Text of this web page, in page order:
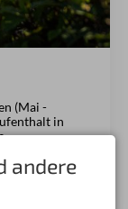
(Mai -
in
andere